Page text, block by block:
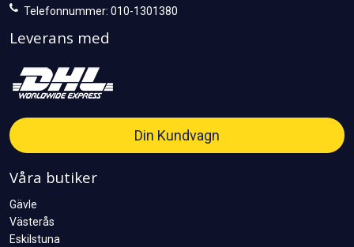
Telefonnummer: 010-1301380
Leverans med
Din Kundvagn
Våra butiker
Gävle
Västerås
Eskilstuna